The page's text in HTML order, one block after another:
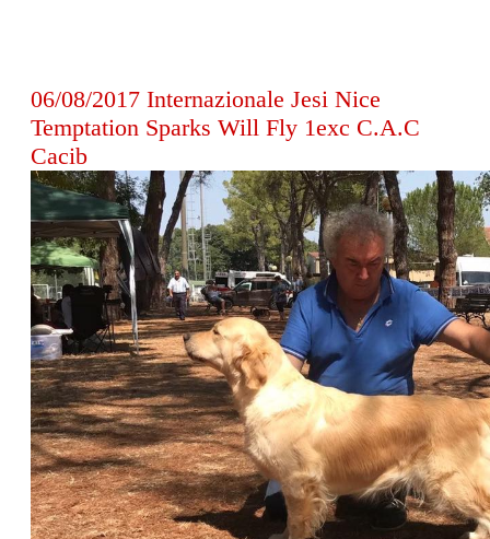
06/08/2017 Internazionale Jesi Nice
Temptation Sparks Will Fly 1exc C.A.C
Cacib